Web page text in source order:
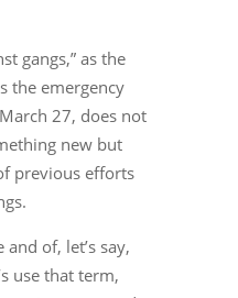
gangs,” as the
the emergency
27, does not
new but
previous efforts
of, let’s say,
use that term,